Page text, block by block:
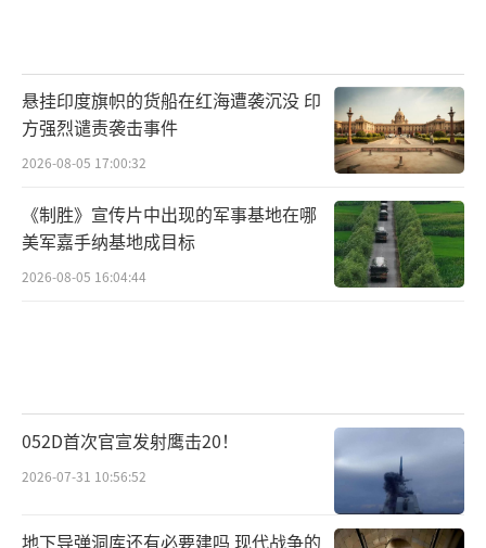
悬挂印度旗帜的货船在红海遭袭沉没 印
方强烈谴责袭击事件
2026-08-05 17:00:32
《制胜》宣传片中出现的军事基地在哪
美军嘉手纳基地成目标
2026-08-05 16:04:44
052D首次官宣发射鹰击20！
2026-07-31 10:56:52
地下导弹洞库还有必要建吗 现代战争的